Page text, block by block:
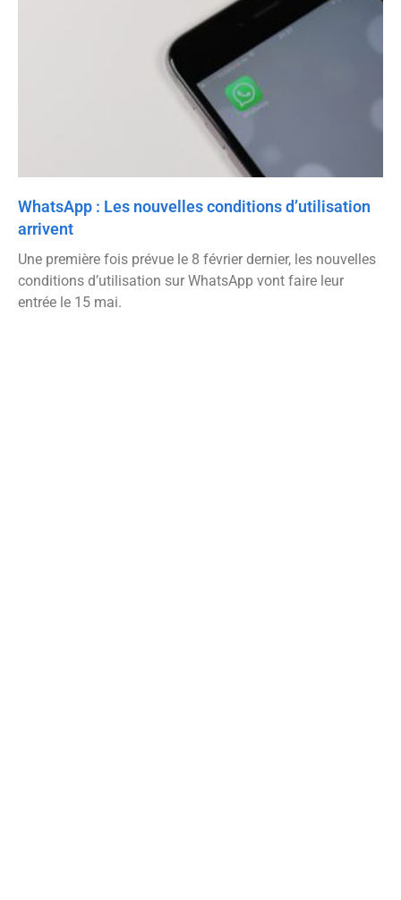
WhatsApp : Les nouvelles conditions d’utilisation
arrivent
Une première fois prévue le 8 février dernier, les nouvelles
conditions d’utilisation sur WhatsApp vont faire leur
entrée le 15 mai.